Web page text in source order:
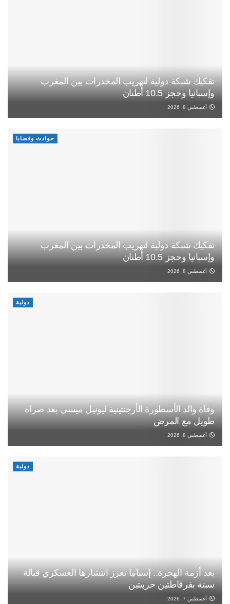
تفكيك شبكة دولية لتهريب المخدرات بين المغرب
وإسبانيا وحجز 10.5 أطنان
أغسطس 8, 2026
حوادث وقضايا
تفكيك شبكة دولية لتهريب المخدرات بين المغرب
وإسبانيا وحجز 10.5 أطنان
أغسطس 8, 2026
دولية
وفاة والد الأسطورة الأرجنتينية ليونيل ميسي بعد صراه
طويل مع المرض
أغسطس 8, 2026
دولية
بعد أزمة الهجرة.. إسبانيا تعزز انتشارها العسكري قبالة
سبتة بفرقاطتين حربيتين
أغسطس 7, 2026